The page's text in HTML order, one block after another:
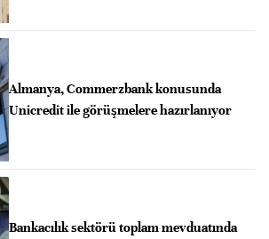
Almanya, Commerzbank konusunda
Unicredit ile görüşmelere hazırlanıyor
Bankacılık sektörü toplam mevduatında